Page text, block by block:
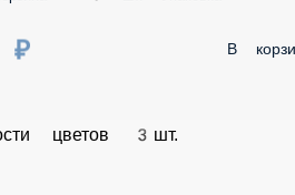
цветов 3шт.